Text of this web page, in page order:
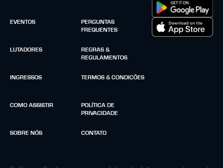
EVENTOS
LUTADORES
INGRESSOS
COMO ASSISTIR
SOBRE NÓS
PERGUNTAS
FREQUENTES
REGRAS &
REGULAMENTOS
TERMOS & CONDIÇÕES
POLÍTICA DE
PRIVACIDADE
CONTATO